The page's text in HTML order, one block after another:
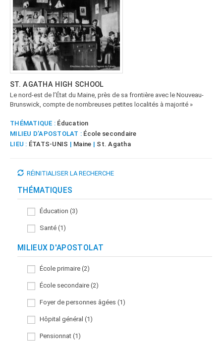
ST. AGATHA HIGH SCHOOL
Le nord-est de l’État du Maine, près de sa frontière avec le Nouveau-
Brunswick, compte de nombreuses petites localités à majorité »
THÉMATIQUE : Éducation
MILIEU D’APOSTOLAT : École secondaire
LIEU : ÉTATS-UNIS | Maine | St. Agatha
RÉINITIALISER LA RECHERCHE
THÉMATIQUES
Éducation (3)
Santé (1)
MILIEUX D'APOSTOLAT
École primaire (2)
École secondaire (2)
Foyer de personnes âgées (1)
Hôpital général (1)
Pensionnat (1)